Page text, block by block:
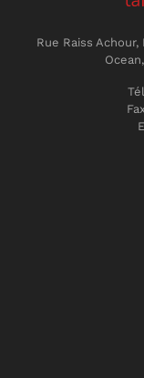
Rue Raiss